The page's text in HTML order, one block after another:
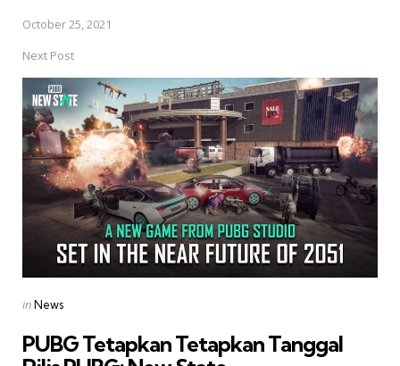
October 25, 2021
Next Post
Posted
inNews
PUBG Tetapkan Tetapkan Tanggal